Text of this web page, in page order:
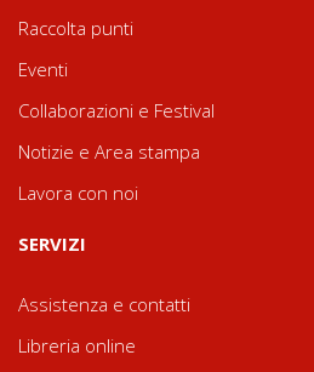
Raccolta punti
Eventi
Collaborazioni e Festival
Notizie e Area stampa
Lavora con noi
SERVIZI
Assistenza e contatti
Libreria online